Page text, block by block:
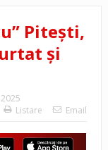
Pitești,
și
Listare Email